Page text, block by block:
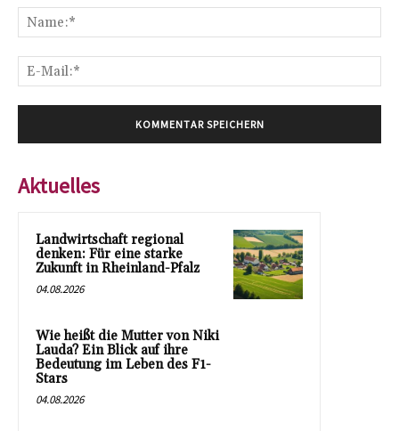
Aktuelles
Landwirtschaft regional
denken: Für eine starke
Zukunft in Rheinland-Pfalz
04.08.2026
Wie heißt die Mutter von Niki
Lauda? Ein Blick auf ihre
Bedeutung im Leben des F1-
Stars
04.08.2026